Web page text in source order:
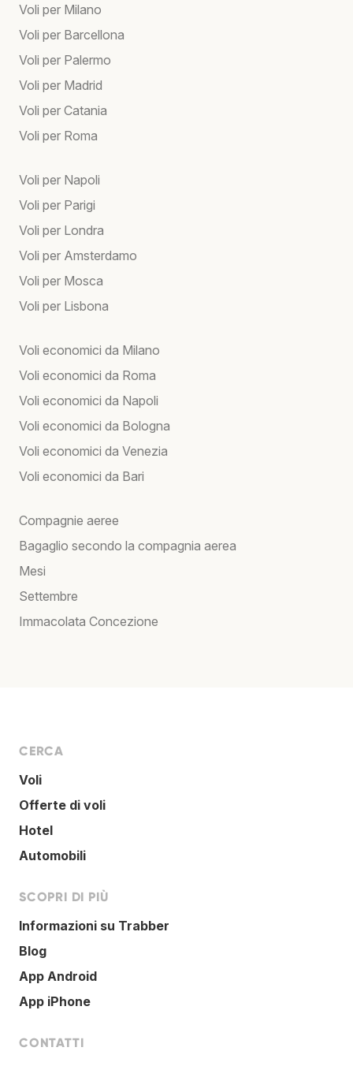
Voli per Milano
Voli per Barcellona
Voli per Palermo
Voli per Madrid
Voli per Catania
Voli per Roma
Voli per Napoli
Voli per Parigi
Voli per Londra
Voli per Amsterdamo
Voli per Mosca
Voli per Lisbona
Voli economici da Milano
Voli economici da Roma
Voli economici da Napoli
Voli economici da Bologna
Voli economici da Venezia
Voli economici da Bari
Compagnie aeree
Bagaglio secondo la compagnia aerea
Mesi
Settembre
Immacolata Concezione
CERCA
Voli
Offerte di voli
Hotel
Automobili
SCOPRI DI PIÙ
Informazioni su Trabber
Blog
App Android
App iPhone
CONTATTI